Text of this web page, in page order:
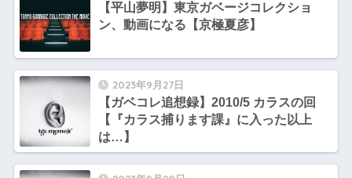
【平山夢明】東京ガベージコレクショ
ン、動画になる【京極夏彦】
2023年9月27日
【ガベコレ追想録】2010/5 カラスの回
【『カラス捕ります課』に入った以上
は…】